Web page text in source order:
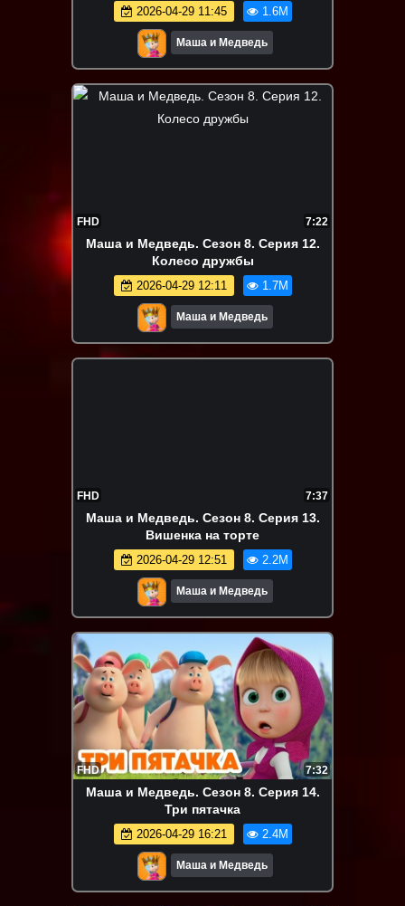
2026-04-29 11:45 1.6M
Маша и Медведь
FHD 7:22
Маша и Медведь. Сезон 8. Серия 12.
Колесо дружбы
2026-04-29 12:11 1.7M
Маша и Медведь
FHD 7:37
Маша и Медведь. Сезон 8. Серия 13.
Вишенка на торте
2026-04-29 12:51 2.2M
Маша и Медведь
FHD 7:32
Маша и Медведь. Сезон 8. Серия 14.
Три пятачка
2026-04-29 16:21 2.4M
Маша и Медведь